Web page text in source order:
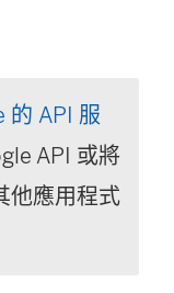
的 API 服
API 或將
他應用程式